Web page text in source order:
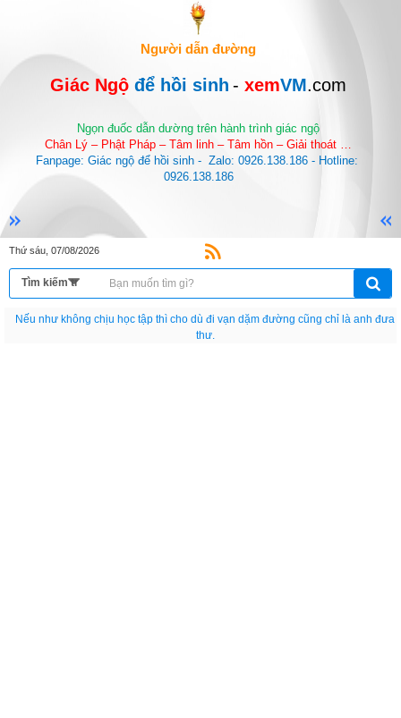
Người dẫn đường
Giác Ngộ để hồi sinh - xemVM.com
Ngọn đuốc dẫn dường trên hành trình giác ngộ
Chân Lý – Phật Pháp – Tâm linh – Tâm hồn – Giải thoát …
Fanpage: Giác ngộ để hồi sinh -  Zalo: 0926.138.186 - Hotline:
0926.138.186
Thứ sáu, 07/08/2026
Nếu như không chịu học tập thì cho dù đi vạn dặm đường cũng chỉ là anh đưa
thư.